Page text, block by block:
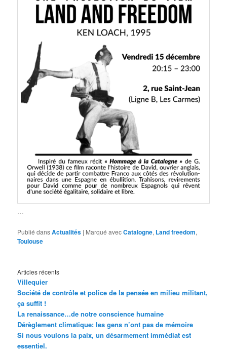
…
Publié dansActualités | Marqué avecCatalogne, Land freedom,
Toulouse
Articles récents
Villequier
Société de contrôle et police de la pensée en milieu militant,
ça suffit !
La renaissance…de notre conscience humaine
Dérèglement climatique: les gens n’ont pas de mémoire
Si nous voulons la paix, un désarmement immédiat est
essentiel.